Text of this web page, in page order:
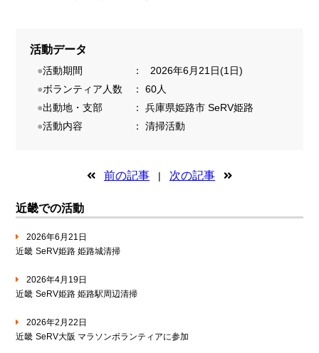
活動データ
●活動期間 ：
2026年6月21日(1日)
●ボランティア人数 ：
60人
●出動地・支部 ： 兵庫県姫路市 SeRV姫路
●活動内容 ： 清掃活動
前の記事 | 次の記事
近畿での活動
2026年6月21日
近畿 SeRV姫路 姫路城清掃
2026年4月19日
近畿 SeRV姫路 姫路駅周辺清掃
2026年2月22日
近畿 SeRV大阪 マラソンボランティアに参加